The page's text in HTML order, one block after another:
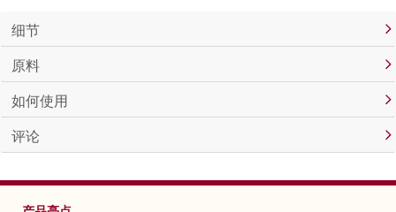
细节
原料
如何使用
评论